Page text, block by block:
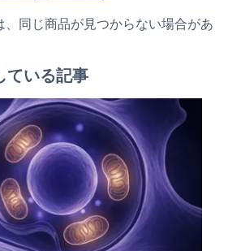
、同じ商品が見つからない場合があ
ている記事